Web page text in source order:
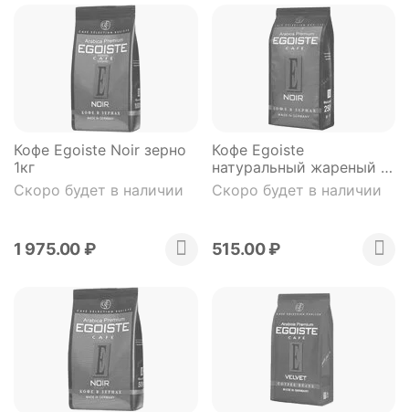
Кофе Egoiste Noir зерно
1кг
Скоро будет в наличии
1 975.00₽
Кофе Egoiste
натуральный жареный в
зернах 250 гр м/у
Скоро будет в наличии
515.00₽